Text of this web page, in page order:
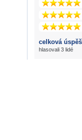
celková
hlasovali 3 lidé